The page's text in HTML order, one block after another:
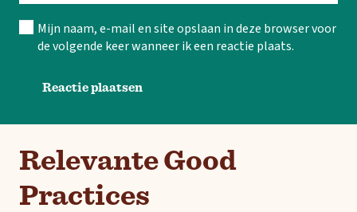
Mijn naam, e-mail en site opslaan in deze browser voor
de volgende keer wanneer ik een reactie plaats.
Reactie plaatsen
Relevante Good
Practices